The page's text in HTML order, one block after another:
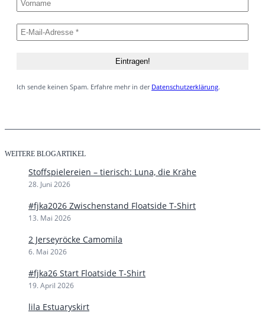
Ich sende keinen Spam. Erfahre mehr in der Datenschutzerklärung.
WEITERE BLOGARTIKEL
Stoffspielereien – tierisch: Luna, die Krähe
28. Juni 2026
#fjka2026 Zwischenstand Floatside T-Shirt
13. Mai 2026
2 Jerseyröcke Camomila
6. Mai 2026
#fjka26 Start Floatside T-Shirt
19. April 2026
lila Estuaryskirt